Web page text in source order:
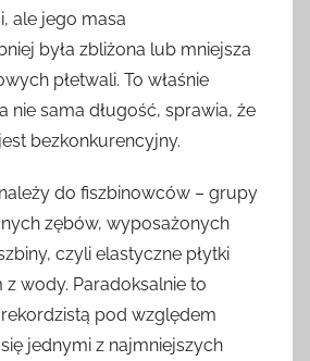
ale jego masa
była zbliżona lub mniejsza
płetwali. To właśnie
nie sama długość, sprawia, że
bezkonkurencyjny.
należy do fiszbinowców – grupy
zębów, wyposażonych
czyli elastyczne płytki
wody. Paradoksalnie to
pod względem
jednymi z najmniejszych